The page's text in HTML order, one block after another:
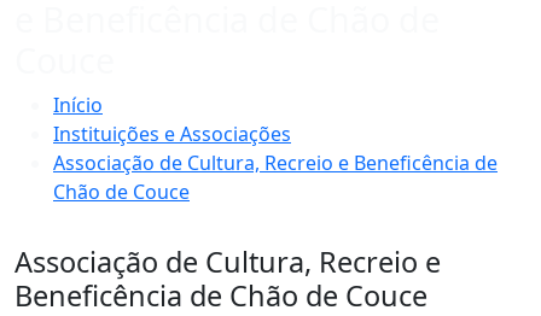
Início
Instituições e Associações
Associação de Cultura, Recreio e Beneficência de
Chão de Couce
Associação de Cultura, Recreio e
Beneficência de Chão de Couce